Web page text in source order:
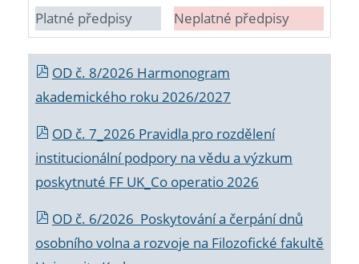
Platné předpisy Neplatné předpisy
OD č. 8/2026 Harmonogram
akademického roku 2026/2027
OD č. 7_2026 Pravidla pro rozdělení
institucionální podpory na vědu a výzkum
poskytnuté FF UK_Co operatio 2026
OD č. 6/2026 Poskytování a čerpání dnů
osobního volna a rozvoje na Filozofické fakultě